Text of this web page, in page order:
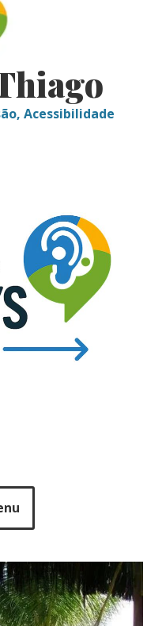
Acessibilidade